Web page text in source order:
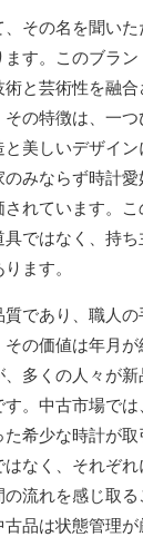
その名を聞い
す。
このブラ
と芸術性を融合
の特徴は、一
美しいデザイ
みならず時計愛
れています。
ではなく、持
ます。
であり、職人
の価値は年月
多くの人々が
。中古市場で
希少な時計が取
なく、それぞ
流れを感じ取る
品は状態管理が